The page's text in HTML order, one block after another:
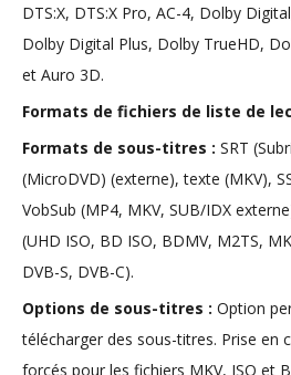
DTS:X, DTS:X Pro, AC-4, Dolby
Dolby Digital Plus, Dolby TrueHD,
et Auro 3D.
Formats de fichiers de liste de
Formats de sous-titres : SRT
(MicroDVD) (externe), texte (MKV),
VobSub (MP4, MKV, SUB/IDX
(UHD ISO, BD ISO, BDMV, M2TS,
DVB-S, DVB-C).
Options de sous-titres : Option
télécharger des sous-titres. Prise en
forcés pour les fichiers MKV, ISO et